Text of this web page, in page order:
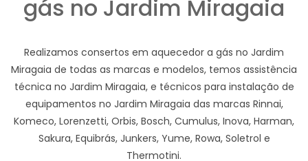
gás no Jardim Miragaia
Realizamos consertos em aquecedor a gás no Jardim
Miragaia de todas as marcas e modelos, temos assistência
técnica no Jardim Miragaia, e técnicos para instalação de
equipamentos no Jardim Miragaia das marcas Rinnai,
Komeco, Lorenzetti, Orbis, Bosch, Cumulus, Inova, Harman,
Sakura, Equibrás, Junkers, Yume, Rowa, Soletrol e
Thermotini.